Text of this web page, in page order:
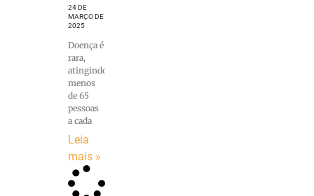
24 DE
MARÇO DE
2025
Doença é
rara,
atingindo
menos
de 65
pessoas
a cada
Leia
mais »